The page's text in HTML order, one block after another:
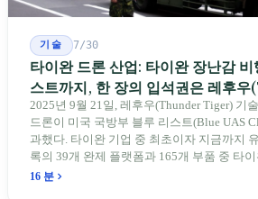
기술 7/30
타이완 드론 산업: 타이완 장난감
스트까지, 한 장의 입석권은 레후
에게
2025년 9월 21일, 레후우(Thunder Tiger) 기
드론이 미국 국방부 블루 리스트(Blue UAS
과했다. 타이완 기업 중 최초이자 지금까지
록의 39개 완제 플랫폼과 165개 부품 중 타
과하다. 2026년 4월, 미국 양당 소속 상원의
16 분